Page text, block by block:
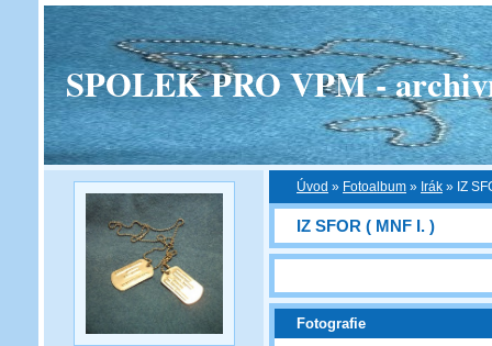
SPOLEK PRO VPM -
Úvod » Fotoalbum » Irák » IZ
IZ SFOR ( MNF I. )
Fotografie